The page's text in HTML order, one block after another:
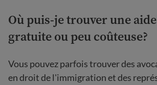
Où puis-je trouver une
gratuite ou peu coûteuse?
Vous pouvez parfois trouver des
en droit de l'immigration et des